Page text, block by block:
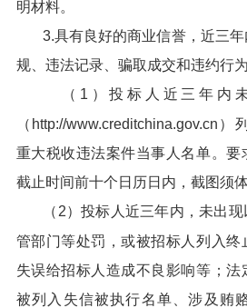
明材料。
3.具有良好的商业信誉，近三
规、违法记录、骗取成交和违约行为
（1）投标人近三年内
（http://www.creditchina.gov.cn
重大税收违法案件当事人名单。要
截止时间前十个日历日内，截图须体
（2）投标人近三年内，未出
管部门等处罚，或被招标人列入终
失误给招标人造成不良影响等；法
被列入失信被执行名单、涉及贿